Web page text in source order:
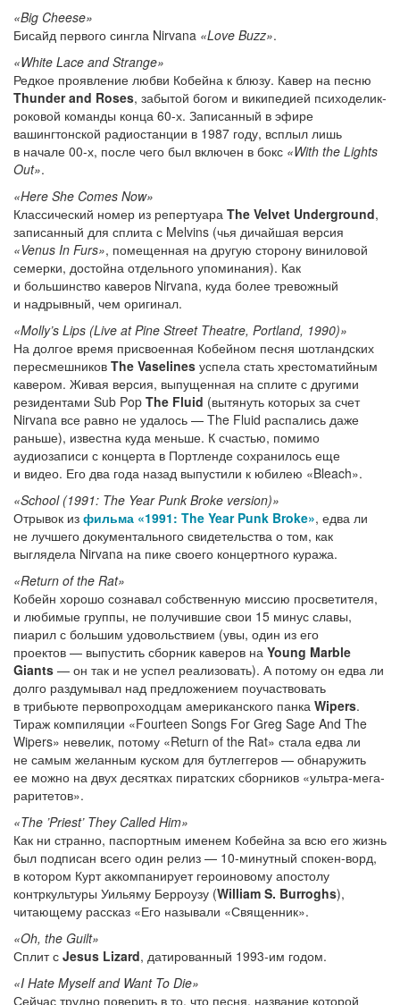
«Big Cheese»
Бисайд первого сингла Nirvana «Love Buzz».
«White Lace and Strange»
Редкое проявление любви Кобейна к блюзу. Кавер на песню
Thunder and Roses, забытой богом и википедией психоделик-
роковой команды конца 60-х. Записанный в эфире
вашингтонской радиостанции в 1987 году, всплыл лишь
в начале 00-х, после чего был включен в бокс «With the Lights
Out».
«Here She Comes Now»
Классический номер из репертуара The Velvet Underground,
записанный для сплита с Melvins (чья дичайшая версия
«Venus In Furs», помещенная на другую сторону виниловой
семерки, достойна отдельного упоминания). Как
и большинство каверов Nirvana, куда более тревожный
и надрывный, чем оригинал.
«Molly’s Lips (Live at Pine Street Theatre, Portland, 1990)»
На долгое время присвоенная Кобейном песня шотландских
пересмешников The Vaselines успела стать хрестоматийным
кавером. Живая версия, выпущенная на сплите с другими
резидентами Sub Pop The Fluid (вытянуть которых за счет
Nirvana все равно не удалось — The Fluid распались даже
раньше), известна куда меньше. К счастью, помимо
аудиозаписи с концерта в Портленде сохранилось еще
и видео. Его два года назад выпустили к юбилею «Bleach».
«School (1991: The Year Punk Broke version)»
Отрывок из фильма «1991: The Year Punk Broke», едва ли
не лучшего документального свидетельства о том, как
выглядела Nirvana на пике своего концертного куража.
«Return of the Rat»
Кобейн хорошо сознавал собственную миссию просветителя,
и любимые группы, не получившие свои 15 минус славы,
пиарил с большим удовольствием (увы, один из его
проектов — выпустить сборник каверов на Young Marble
Giants — он так и не успел реализовать). А потому он едва ли
долго раздумывал над предложением поучаствовать
в трибьюте первопроходцам американского панка Wipers.
Тираж компиляции «Fourteen Songs For Greg Sage And The
Wipers» невелик, потому «Return of the Rat» стала едва ли
не самым желанным куском для бутлеггеров — обнаружить
ее можно на двух десятках пиратских сборников «ультра-мега-
раритетов».
«The ’Priest’ They Called Him»
Как ни странно, паспортным именем Кобейна за всю его жизнь
был подписан всего один релиз — 10-минутный спокен-ворд,
в котором Курт аккомпанирует героиновому апостолу
контркультуры Уильяму Берроузу (William S. Burroghs),
читающему рассказ «Его называли «Священник».
«Oh, the Guilt»
Сплит с Jesus Lizard, датированный 1993-им годом.
«I Hate Myself and Want To Die»
Сейчас трудно поверить в то, что песня, название которой